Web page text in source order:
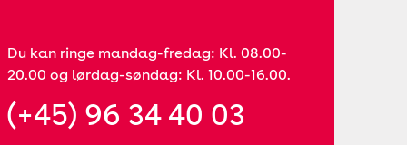
Du kan ringe mandag-fredag: Kl. 08.00-
20.00 og lørdag-søndag: Kl. 10.00-16.00.
(+45) 96 34 40 03